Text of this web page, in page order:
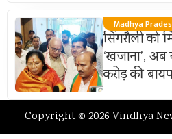
Madhya
सिंगरौली को
‘खजाना’,
करोड़ की
Copyright © 2026 Vindhya